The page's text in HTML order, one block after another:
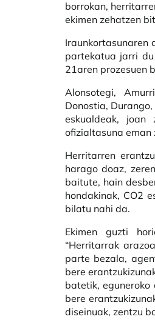
borrokan,
ekimen zehatzen
Iraunkortasunaren
partekatua jarri
21aren prozesuen
Alonsotegi,
Donostia,
eskualdeak,
ofizialtasuna eman
Herritarren
harago doaz,
baitute, hain
hondakinak, CO2
bilatu nahi da.
Ekimen guzti
“Herritarrak
parte bezala,
bere
batetik,
bere
diseinuak, zentzu